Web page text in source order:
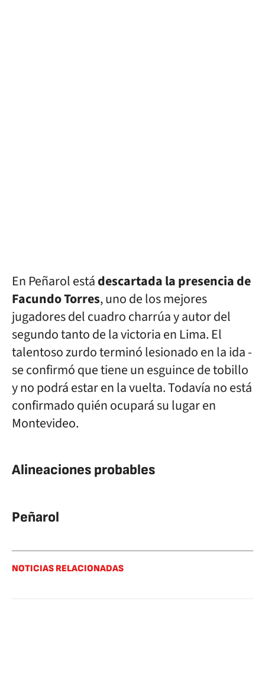
En Peñarol estádescartada la presencia de
Facundo Torres, uno de los mejores
jugadores del cuadro charrúa y autor del
segundo tanto de la victoria en Lima. El
talentoso zurdo terminó lesionado en la ida -
se confirmó que tiene un esguince de tobillo
y no podrá estar en la vuelta. Todavía no está
confirmado quién ocupará su lugar en
Montevideo.
Alineaciones probables
Peñarol
NOTICIAS RELACIONADAS